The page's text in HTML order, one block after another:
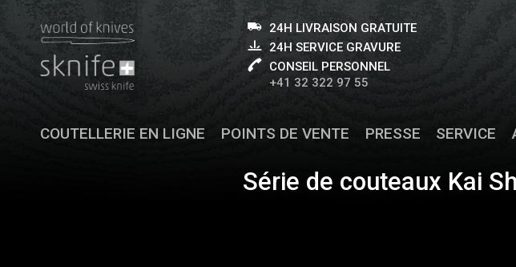
24H LIVRAISON GRATUITE
24H SERVICE GRAVURE
CONSEIL PERSONNEL
+41 32 322 97 55
COUTELLERIE EN LIGNE POINTS DE VENTE PRESSE SERVICE
Série de couteaux Kai